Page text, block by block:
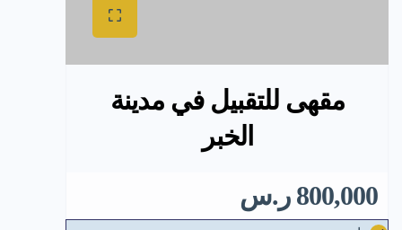
مقهى للتقبيل في مدينة
الخبر
800,000 ر.س